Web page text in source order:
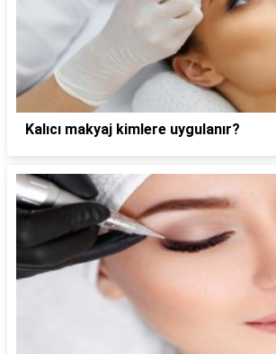
Kalıcı makyaj kimlere uygulanır?